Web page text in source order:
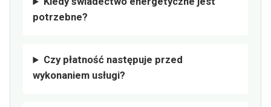
potrzebne?
Czy płatność następuje przed
wykonaniem usługi?